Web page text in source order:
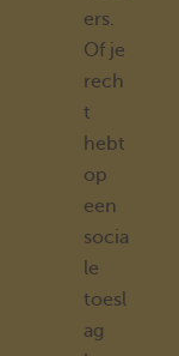
ers.
Of je
rech
t
hebt
op
een
socia
le
toesl
ag